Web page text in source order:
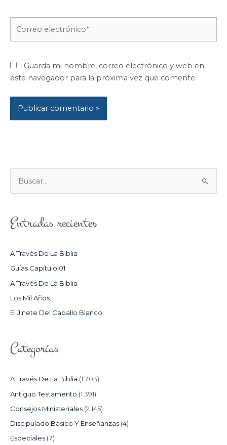
Guarda mi nombre, correo electrónico y web en
este navegador para la próxima vez que comente.
U
C
R
:
Entradas recientes
A Través De La Biblia
Guías Capítulo 01
A Través De La Biblia
Los Mil Años.
El Jinete Del Caballo Blanco.
Categorías
A Través De La Biblia (1.703)
Antiguo Testamento (1.391)
Consejos Ministeriales (2.145)
Discipulado Básico Y Enseñanzas (4)
Especiales (7)